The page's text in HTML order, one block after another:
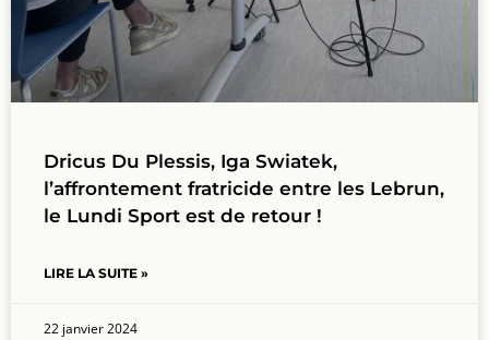
Dricus Du Plessis, Iga Swiatek,
l’affrontement fratricide entre les Lebrun,
le Lundi Sport est de retour !
LIRE LA SUITE »
22 janvier 2024